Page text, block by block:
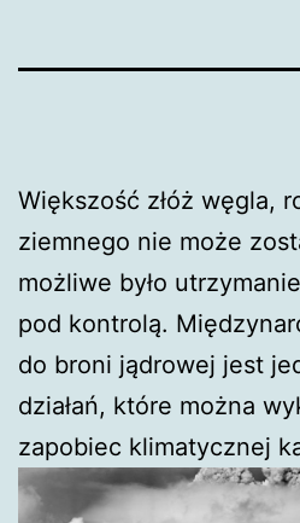
Większość złóż węgla,
ziemnego nie może
możliwe było
pod kontrolą.
do broni jądrowej jest
działań, które można
zapobiec klimatycznej